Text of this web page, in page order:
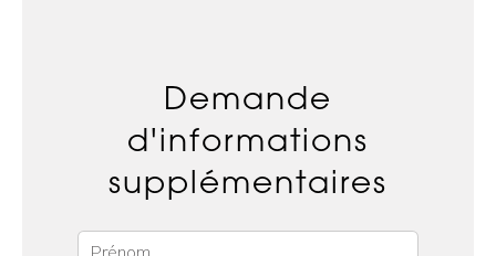
Demande
d'informations
supplémentaires